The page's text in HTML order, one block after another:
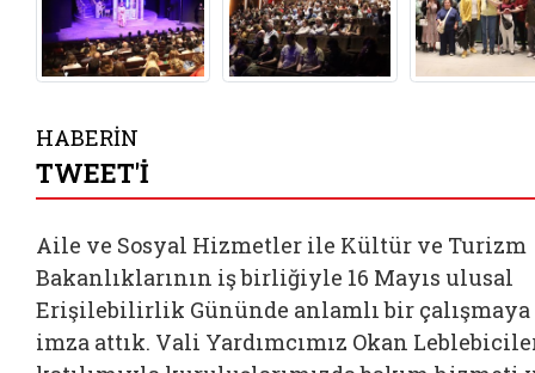
HABERİN
TWEET'İ
Aile ve Sosyal Hizmetler ile Kültür ve Turizm
Bakanlıklarının iş birliğiyle 16 Mayıs ulusal
Erişilebilirlik Gününde anlamlı bir çalışmaya
imza attık. Vali Yardımcımız Okan